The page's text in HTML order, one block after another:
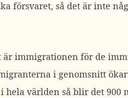
försvaret, så det är inte
immigrationen för de
i genomsnitt
världen så blir det 900